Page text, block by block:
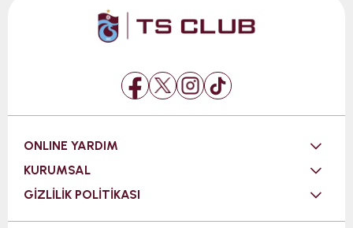
ONLINE YARDIM
KURUMSAL
GİZLİLİK POLİTİKASI